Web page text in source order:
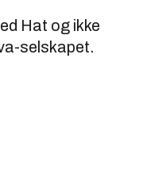
Hat og ikke
selskapet.